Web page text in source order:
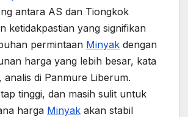
antara AS dan Tiongkok
ketidakpastian yang signifikan
permintaan Minyak dengan
harga yang lebih besar, kata
analis di Panmure Liberum.
tinggi, dan masih sulit untuk
harga Minyak akan stabil